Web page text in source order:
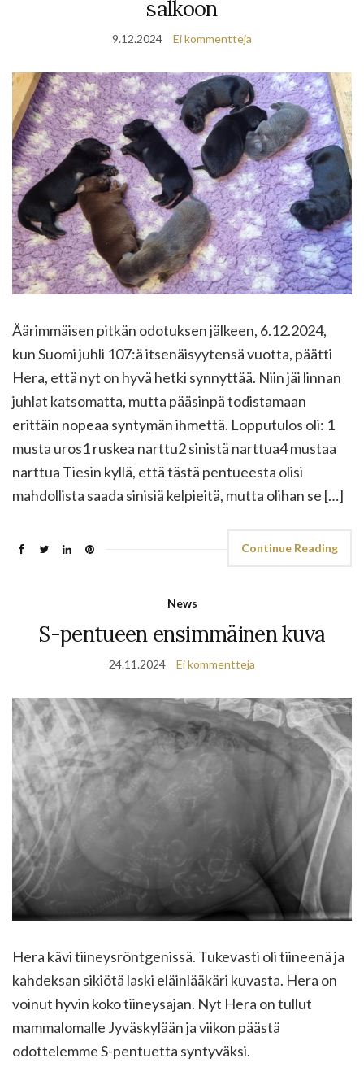
salkoon
9.12.2024 Ei kommentteja
Äärimmäisen pitkän odotuksen jälkeen, 6.12.2024,
kun Suomi juhli 107:ä itsenäisyytensä vuotta, päätti
Hera, että nyt on hyvä hetki synnyttää. Niin jäi linnan
juhlat katsomatta, mutta pääsinpä todistamaan
erittäin nopeaa syntymän ihmettä. Lopputulos oli: 1
musta uros1 ruskea narttu2 sinistä narttua4 mustaa
narttua Tiesin kyllä, että tästä pentueesta olisi
mahdollista saada sinisiä kelpieitä, mutta olihan se […]
Continue Reading
News
S-pentueen ensimmäinen kuva
24.11.2024 Ei kommentteja
Hera kävi tiineysröntgenissä. Tukevasti oli tiineenä ja
kahdeksan sikiötä laski eläinlääkäri kuvasta. Hera on
voinut hyvin koko tiineysajan. Nyt Hera on tullut
mammalomalle Jyväskylään ja viikon päästä
odottelemme S-pentuetta syntyväksi.